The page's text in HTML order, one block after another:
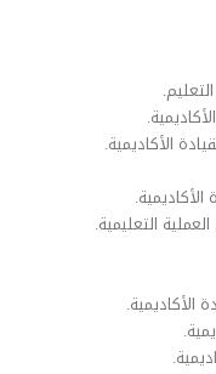
الأكاديمية.
الأكاديمية.
التعليمية.
الأكاديمية.